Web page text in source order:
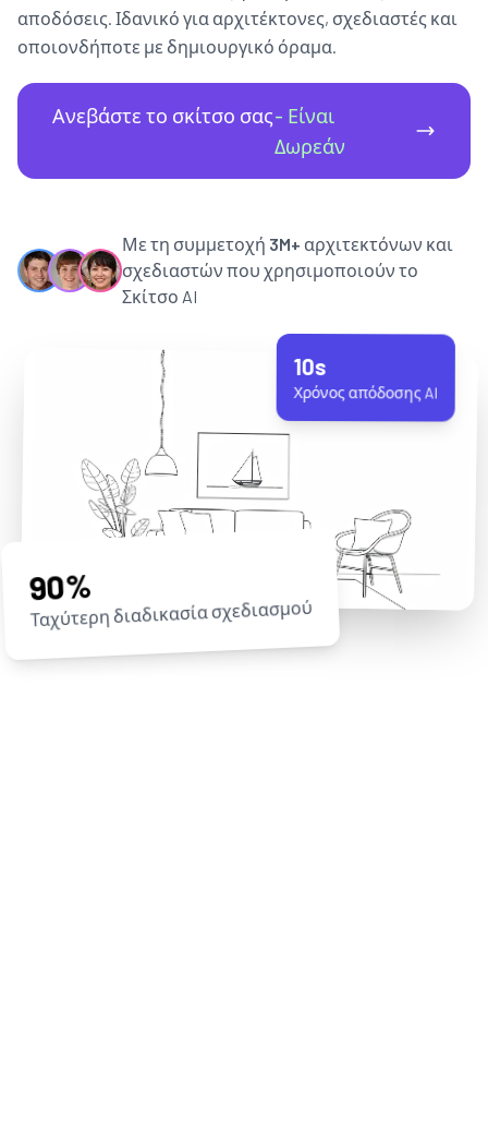
αποδόσεις. Ιδανικό για αρχιτέκτονες, σχεδιαστές και
οποιονδήποτε με δημιουργικό όραμα.
Ανεβάστε το σκίτσο σας- Είναι
Δωρεάν
Με τη συμμετοχή 3M+ αρχιτεκτόνων και
σχεδιαστών που χρησιμοποιούν το
Σκίτσο AI
90%
Ταχύτερη διαδικασία σχεδιασμού
10s
Χρόνος απόδοσης AI